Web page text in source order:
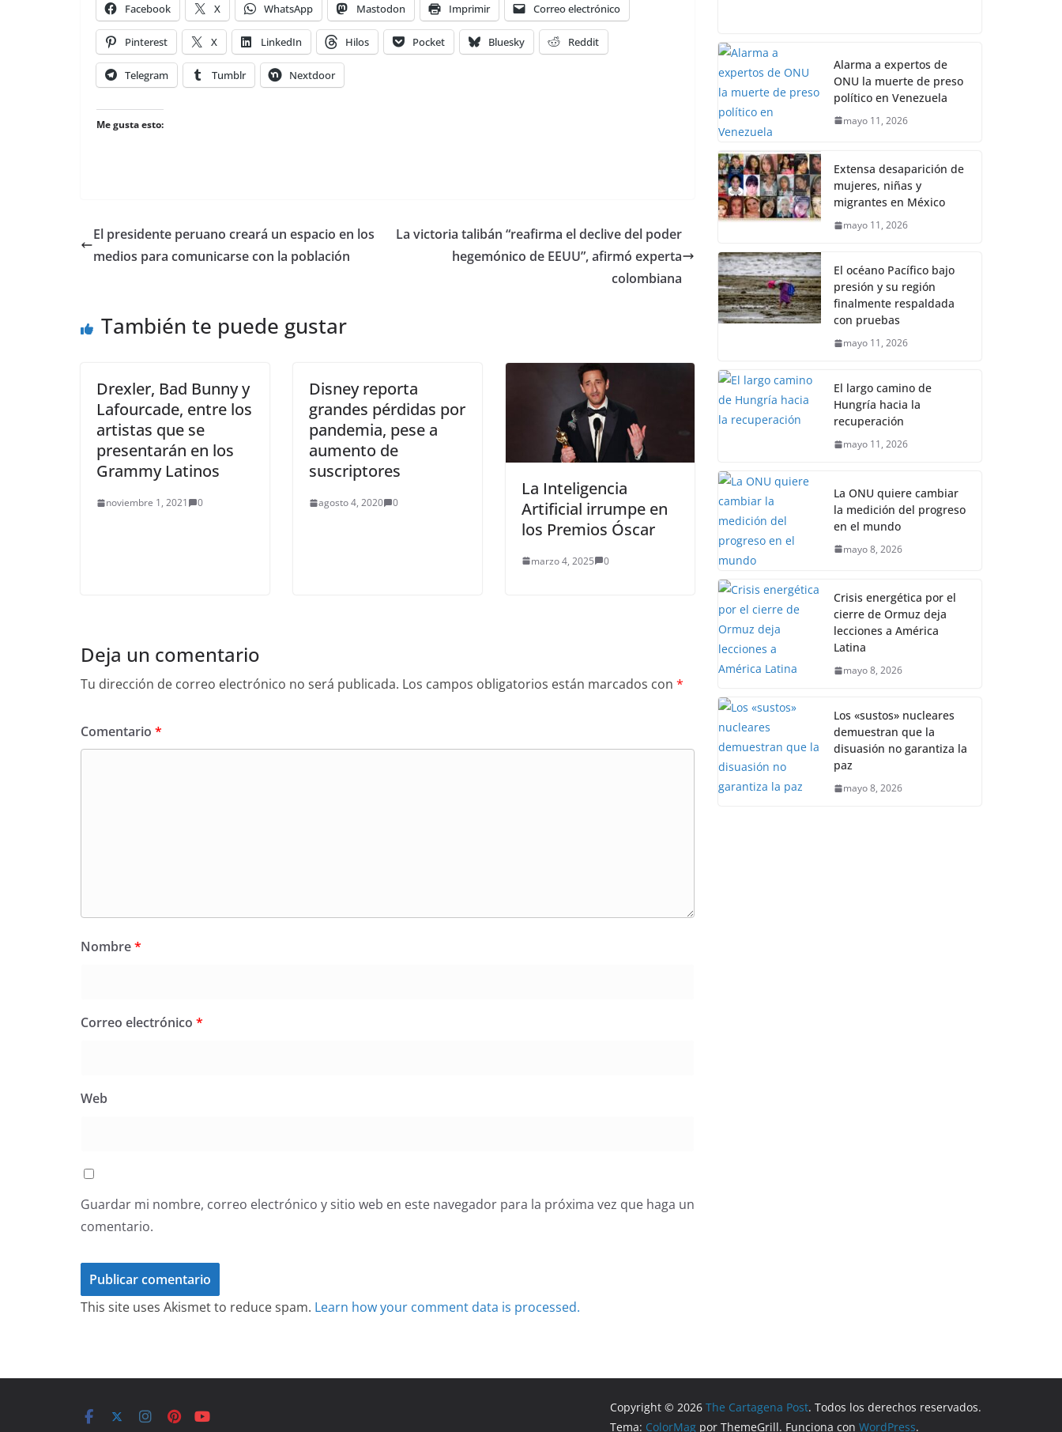
Facebook X WhatsApp Mastodon Imprimir Correo electrónico
Pinterest X LinkedIn Hilos Pocket Bluesky Reddit
Telegram Tumblr Nextdoor
Me gusta esto:
El presidente peruano creará un espacio en los
medios para comunicarse con la población
La victoria talibán “reafirma el declive del poder
hegemónico de EEUU”, afirmó experta
colombiana
También te puede gustar
Drexler, Bad Bunny y
Lafourcade, entre los
artistas que se
presentarán en los
Grammy Latinos
noviembre 1, 2021 0
Disney reporta
grandes pérdidas por
pandemia, pese a
aumento de
suscriptores
agosto 4, 2020 0
La Inteligencia
Artificial irrumpe en
los Premios Óscar
marzo 4, 2025 0
Deja un comentario
Tu dirección de correo electrónico no será publicada. Los campos obligatorios están marcados con *
Comentario *
Nombre*
Correo electrónico *
Web
Guardar mi nombre, correo electrónico y sitio web en este navegador para la próxima vez que haga un
comentario.
This site uses Akismet to reduce spam. Learn how your comment data is processed.
Alarma a expertos de
ONU la muerte de preso
político en Venezuela
mayo 11, 2026
Extensa desaparición de
mujeres, niñas y
migrantes en México
mayo 11, 2026
El océano Pacífico bajo
presión y su región
finalmente respaldada
con pruebas
mayo 11, 2026
El largo camino de
Hungría hacia la
recuperación
mayo 11, 2026
La ONU quiere cambiar
la medición del progreso
en el mundo
mayo 8, 2026
Crisis energética por el
cierre de Ormuz deja
lecciones a América
Latina
mayo 8, 2026
Los «sustos» nucleares
demuestran que la
disuasión no garantiza la
paz
mayo 8, 2026
Copyright © 2026 The Cartagena Post. Todos los derechos reservados.
Tema: ColorMag por ThemeGrill. Funciona con WordPress.